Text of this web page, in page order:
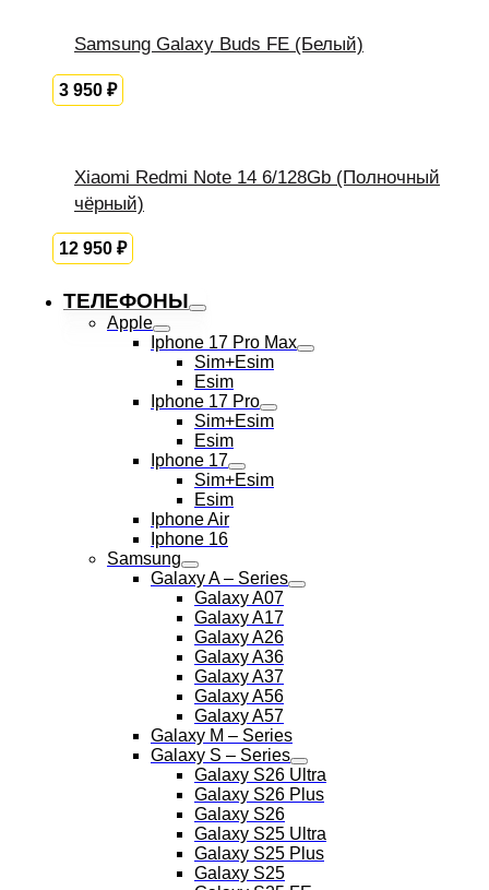
Samsung Galaxy Buds FE (Белый)
3 950 ₽
Xiaomi Redmi Note 14 6/128Gb (Полночный
чёрный)
12 950 ₽
ТЕЛЕФОНЫ
Apple
Iphone 17 Pro Max
Sim+Esim
Esim
Iphone 17 Pro
Sim+Esim
Esim
Iphone 17
Sim+Esim
Esim
Iphone Air
Iphone 16
Samsung
Galaxy A – Series
Galaxy A07
Galaxy A17
Galaxy A26
Galaxy A36
Galaxy A37
Galaxy A56
Galaxy A57
Galaxy M – Series
Galaxy S – Series
Galaxy S26 Ultra
Galaxy S26 Plus
Galaxy S26
Galaxy S25 Ultra
Galaxy S25 Plus
Galaxy S25